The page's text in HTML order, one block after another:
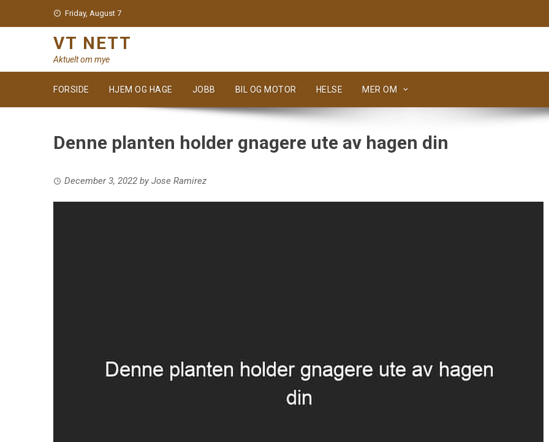
Friday, August 7
VT NETT
Aktuelt om mye
FORSIDE HJEM OG HAGE JOBB BIL OG MOTOR HELSE MER OM
Denne planten holder gnagere ute av hagen din
December 3, 2022 by Jose Ramirez